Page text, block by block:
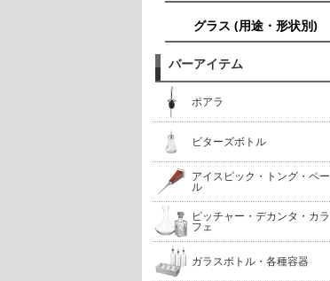
グラス (用途・形状別)
バーアイテム
ポアラ
ビターズボトル
アイスピック・トング・ペー
ル
ピッチャー・デカンタ・カラ
フェ
ガラスボトル・各種容器